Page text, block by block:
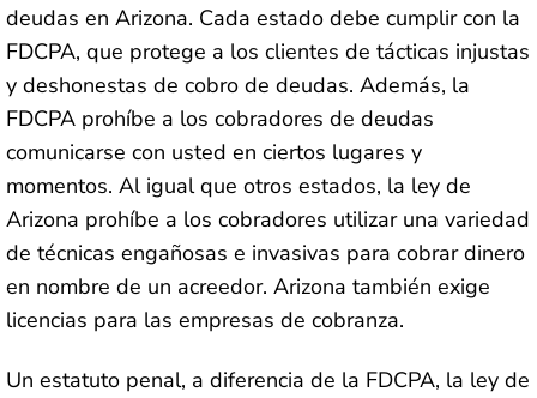
deudas en Arizona. Cada estado debe cumplir con la
FDCPA, que protege a los clientes de tácticas injustas
y deshonestas de cobro de deudas. Además, la
FDCPA prohíbe a los cobradores de deudas
comunicarse con usted en ciertos lugares y
momentos. Al igual que otros estados, la ley de
Arizona prohíbe a los cobradores utilizar una variedad
de técnicas engañosas e invasivas para cobrar dinero
en nombre de un acreedor. Arizona también exige
licencias para las empresas de cobranza.
Un estatuto penal, a diferencia de la FDCPA, la ley de